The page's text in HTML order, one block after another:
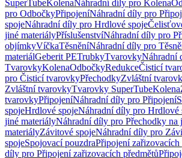
SuperTubeKolenaNáhradní díly pro Kolena
pro OdbočkyPřipojeníNáhradní díly pro
spojeNáhradní díly pro Hrdlové spoje
jiné materiályPříslušenstvíNáhradní díly pro
objímkyVíčkaTěsněníNáhradní díly pro
materiálGeberit PETrubkyTvarovkyNáhradní
TvarovkyKolenaOdbočkyRedukceČisticí
pro Čisticí tvarovkyPřechodkyZvláštní
Zvláštní tvarovkyTvarovky SuperTubeKolena
tvarovkyPřipojeníNáhradní díly pro Připojení
spojeHrdlové spojeNáhradní díly pro Hrdlové
jiné materiályNáhradní díly pro Přechodky na
materiályZávitové spojeNáhradní díly pro
spojeSpojovací pouzdraPřipojení zařizovacích
díly pro Připojení zařizovacích předmětů